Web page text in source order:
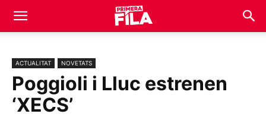
ACTUALITAT NOVETATS
Poggioli i Lluc estrenen
‘XECS’